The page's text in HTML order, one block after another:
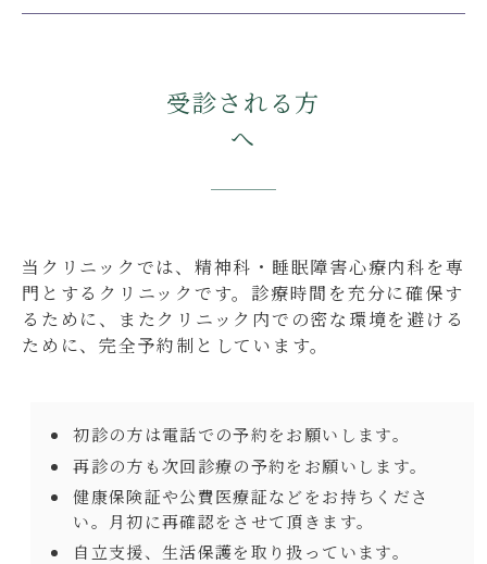
受診される方
へ
当クリニックでは、精神科・睡眠障害心療内科を専
門とするクリニックです。診療時間を充分に確保す
るために、またクリニック内での密な環境を避ける
ために、完全予約制としています。
初診の方は電話での予約をお願いします。
再診の方も次回診療の予約をお願いします。
健康保険証や公費医療証などをお持ちくださ
い。月初に再確認をさせて頂きます。
自立支援、生活保護を取り扱っています。